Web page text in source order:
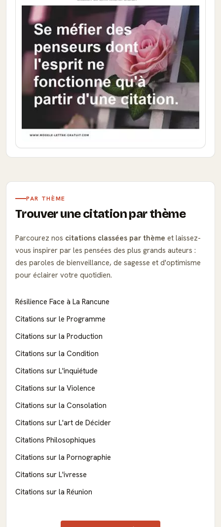
PAR THÈME
Trouver une citation par thème
Parcourez nos citations classées par thème et laissez-
vous inspirer par les pensées des plus grands auteurs :
des paroles de bienveillance, de sagesse et d'optimisme
pour éclairer votre quotidien.
Résilience Face à La Rancune
Citations sur le Programme
Citations sur la Production
Citations sur la Condition
Citations sur L'inquiétude
Citations sur la Violence
Citations sur la Consolation
Citations sur L'art de Décider
Citations Philosophiques
Citations sur la Pornographie
Citations sur L'ivresse
Citations sur la Réunion